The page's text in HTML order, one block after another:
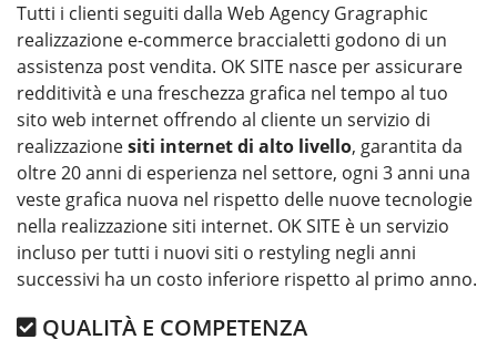
Tutti i clienti seguiti dalla Web Agency Gragraphic
realizzazione e-commerce braccialetti godono di un
assistenza post vendita. OK SITE nasce per assicurare
redditività e una freschezza grafica nel tempo al tuo
sito web internet offrendo al cliente un servizio di
realizzazionesiti internet di alto livello, garantita da
oltre 20 anni di esperienza nel settore, ogni 3 anni una
veste grafica nuova nel rispetto delle nuove tecnologie
nella realizzazione siti internet. OK SITE è un servizio
incluso per tutti i nuovi siti o restyling negli anni
successivi ha un costo inferiore rispetto al primo anno.
QUALITÀ E COMPETENZA